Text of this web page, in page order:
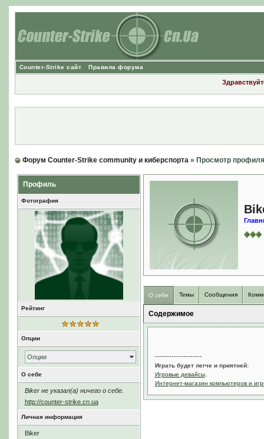
Counter-Strike сайт Правила форума
Форум Counter-Strike community и киберспорта» Просмотр профиля
Профиль
Фотография
Рейтинг
Опции
Опции
О себе
Biker не указал(а) ничего о себе.
http://counter-strike.cn.ua
Личная информация
Biker
О себе Темы Сообщения
Содержимое
--------------------
Играть будет легче и приятней:
Игровые девайсы,
Интернет-магазин компьютеров и